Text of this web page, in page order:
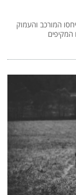
המורכב והעמוק
המקיפים